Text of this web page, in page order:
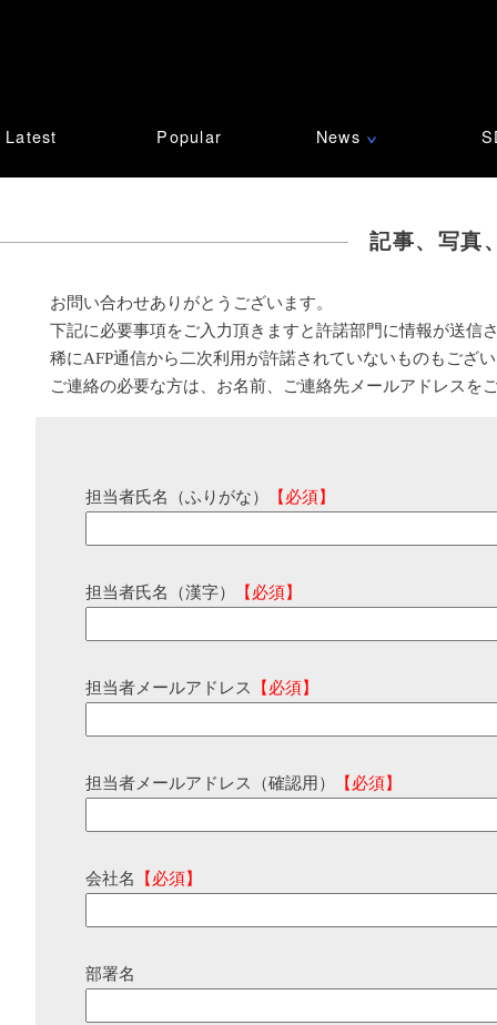
Latest Popular News ∨
記事、写真
お問い合わせありがとうございます。
下記に必要事項をご入力頂きますと許諾部門に情報が送信
稀にAFP通信から二次利用が許諾されていないものもござ
ご連絡の必要な方は、お名前、ご連絡先メールアドレスを
担当者氏名（ふりがな） 【必須】
担当者氏名（漢字） 【必須】
担当者メールアドレス 【必須】
担当者メールアドレス（確認用） 【必須】
会社名 【必須】
部署名